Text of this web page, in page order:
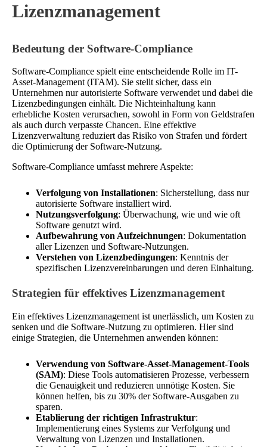
Lizenzmanagement
Bedeutung der Software-Compliance
Software-Compliance spielt eine entscheidende Rolle im IT-
Asset-Management (ITAM). Sie stellt sicher, dass ein
Unternehmen nur autorisierte Software verwendet und dabei die
Lizenzbedingungen einhält. Die Nichteinhaltung kann
erhebliche Kosten verursachen, sowohl in Form von Geldstrafen
als auch durch verpasste Chancen. Eine effektive
Lizenzverwaltung reduziert das Risiko von Strafen und fördert
die Optimierung der Software-Nutzung.
Software-Compliance umfasst mehrere Aspekte:
Verfolgung von Installationen: Sicherstellung, dass nur
autorisierte Software installiert wird.
Nutzungsverfolgung: Überwachung, wie und wie oft
Software genutzt wird.
Aufbewahrung von Aufzeichnungen: Dokumentation
aller Lizenzen und Software-Nutzungen.
Verstehen von Lizenzbedingungen: Kenntnis der
spezifischen Lizenzvereinbarungen und deren Einhaltung.
Strategien für effektives Lizenzmanagement
Ein effektives Lizenzmanagement ist unerlässlich, um Kosten zu
senken und die Software-Nutzung zu optimieren. Hier sind
einige Strategien, die Unternehmen anwenden können:
Verwendung von Software-Asset-Management-Tools
(SAM): Diese Tools automatisieren Prozesse, verbessern
die Genauigkeit und reduzieren unnötige Kosten. Sie
können helfen, bis zu 30% der Software-Ausgaben zu
sparen.
Etablierung der richtigen Infrastruktur:
Implementierung eines Systems zur Verfolgung und
Verwaltung von Lizenzen und Installationen.